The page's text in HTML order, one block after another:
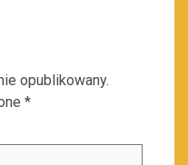
opublikowany.
*